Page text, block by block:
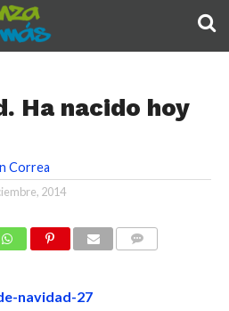
Ha nacido hoy
Correa
2014